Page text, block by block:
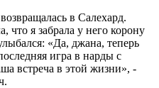
в Салехард.
что я забрала у него корону
«Да, джана, теперь
игра в нарды с
встреча в этой жизни», -